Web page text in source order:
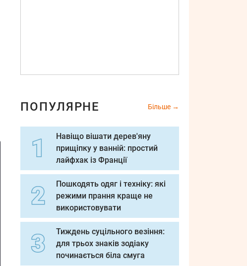
ПОПУЛЯРНЕ Більше
Навіщо вішати дерев'яну
прищіпку у ванній: простий
лайфхак із Франції
Пошкодять одяг і техніку: які
режими прання краще не
використовувати
Тиждень суцільного везіння:
для трьох знаків зодіаку
починається біла смуга